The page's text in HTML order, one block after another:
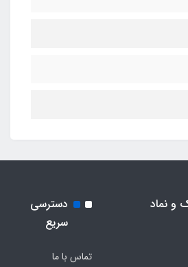
و نماد
دسترسی
سریع
تماس با ما